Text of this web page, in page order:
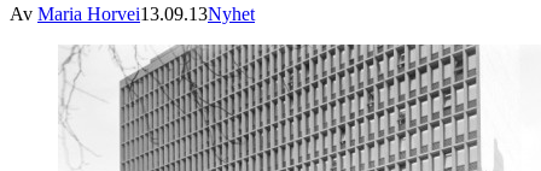
Av Maria Horvei13.09.13Nyhet